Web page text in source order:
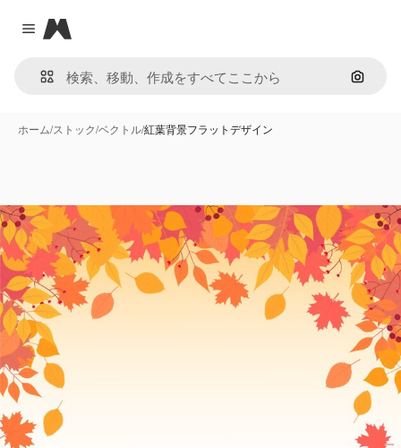
Close menu
Magnific
画像で
ホーム/ストック/ベクトル/紅葉背景フラットデザイン